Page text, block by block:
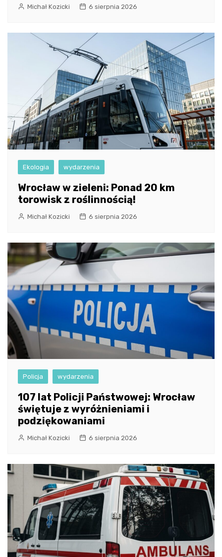
Michał Kozicki 6 sierpnia 2026
Ekologia wydarzenia
Wrocław w zieleni: Ponad 20 km
torowisk z roślinnością!
Michał Kozicki 6 sierpnia 2026
Policja wydarzenia
107 lat Policji Państwowej: Wrocław
świętuje z wyróżnieniami i
podziękowaniami
Michał Kozicki 6 sierpnia 2026